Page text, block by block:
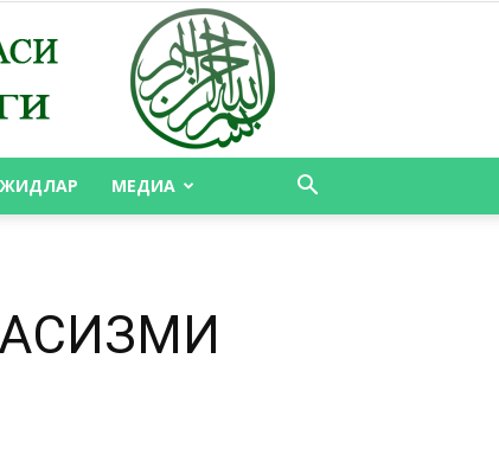
МЕДИА